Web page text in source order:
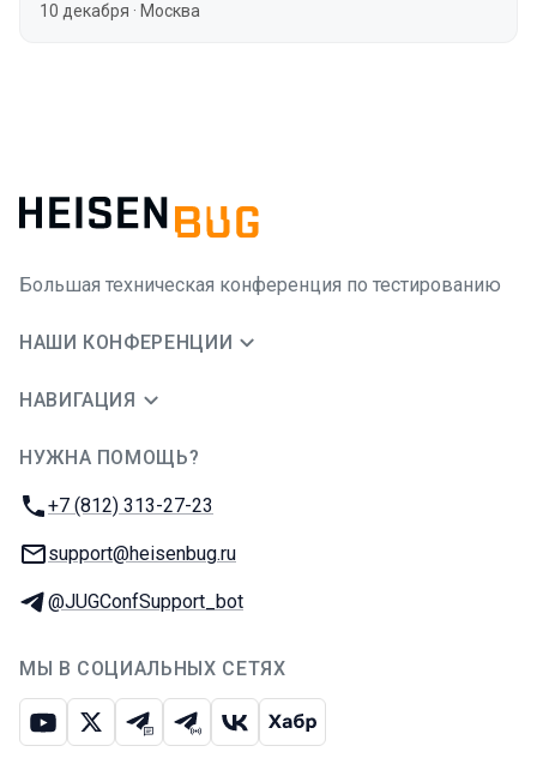
10 декабря · Москва
Большая техническая конференция по тестированию
НАШИ КОНФЕРЕНЦИИ
НАВИГАЦИЯ
НУЖНА ПОМОЩЬ?
Телефон:
+7 (812) 313-27-23
E-mail:
support@heisenbug.ru
Телеграм:
@JUGConfSupport_bot
МЫ В СОЦИАЛЬНЫХ СЕТЯХ
ЮтубИкс Телеграм-чат
Телеграм-канал
ВКонтакте
Хабр